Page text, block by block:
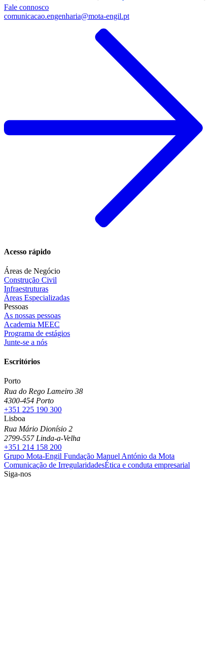
Fale connosco
comunicacao.engenharia@mota-engil.pt
Acesso rápido
Áreas de Negócio
Construção Civil
Infraestruturas
Áreas Especializadas
Pessoas
As nossas pessoas
Academia MEEC
Programa de estágios
Junte-se a nós
Escritórios
Porto
Rua do Rego Lameiro 38
4300-454 Porto
+351 225 190 300
Lisboa
Rua Mário Dionísio 2
2799-557 Linda-a-Velha
+351 214 158 200
Grupo Mota-Engil Fundação Manuel António da Mota
Comunicação de IrregularidadesÉtica e conduta empresarial
Siga-nos